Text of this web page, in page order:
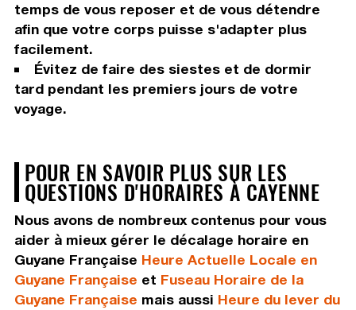
temps de vous reposer et de vous détendre
afin que votre corps puisse s'adapter plus
facilement.
Évitez de faire des siestes et de dormir
tard pendant les premiers jours de votre
voyage.
POUR EN SAVOIR PLUS SUR LES
QUESTIONS D'HORAIRES À CAYENNE
Nous avons de nombreux contenus pour vous
aider à mieux gérer le décalage horaire en
Guyane Française Heure Actuelle Locale en
Guyane Française et Fuseau Horaire de la
Guyane Française mais aussi Heure du lever du